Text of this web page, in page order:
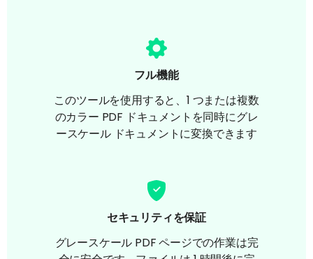
フル機能
このツールを使用すると、1 つまたは複数
のカラー PDF ドキュメントを同時にグレ
ースケール ドキュメントに変換できます
セキュリティを保証
グレースケール PDF ページでの作業は完